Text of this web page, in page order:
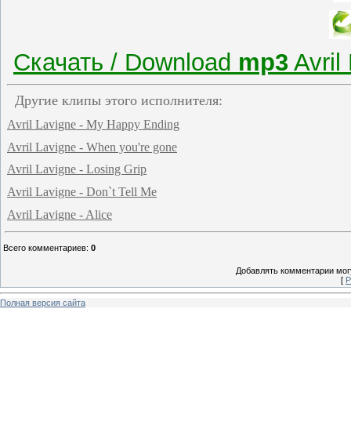
Скачать / Download mp3 Avril
Другие клипы этого исполнителя:
Avril Lavigne - My Happy Ending
Avril Lavigne - When you're gone
Avril Lavigne - Losing Grip
Avril Lavigne - Don`t Tell Me
Avril Lavigne - Alice
Всего комментариев: 0
Добавлять комментарии
[
Полная версия сайта